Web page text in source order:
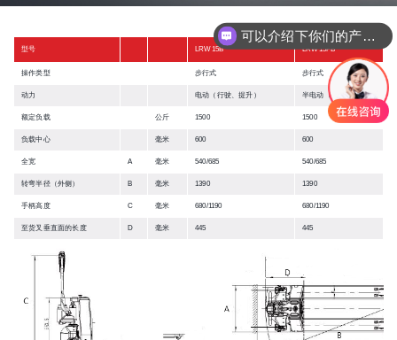
型号 LRW15B LRW15PB
操作类型 步行式 步行式
动力 电动（行驶、提升） 半电动（行驶）
额定负载 公斤 1500 1500
负载中心 毫米 600 600
全宽 A 毫米 540/685 540/685
转弯半径（外侧） B 毫米 1390 1390
手柄高度 C 毫米 680/1190 680/1190
至货叉垂直面的长度 D 毫米 445 445
可以介绍下你们的产品么